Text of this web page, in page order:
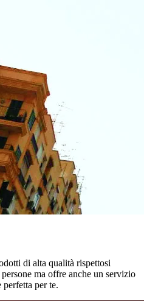
di alta qualità rispettosi
ma offre anche un servizio
perfetta per te.